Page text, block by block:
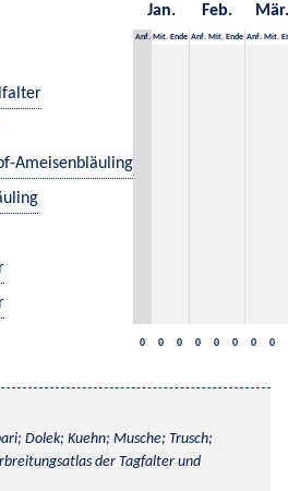
Jan. Feb. Mär.
Anf. Mit. Ende Anf. Mit. Ende Anf. Mit.
Ameisenbläuling
0 0 0 0 0 0 0 0
Dolek; Kuehn; Musche; Trusch;
der Tagfalter und